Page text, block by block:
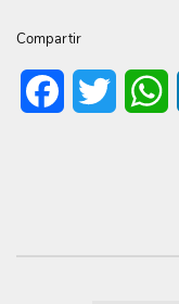
Compartir
FacebookTwitter